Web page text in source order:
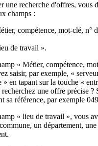
une recherche d'offres, vous
champs :
compétence, mot-clé, n°
de travail ».
« Métier, compétence,
saisir, par exemple, «
» en tapant sur la touche «
une offre précise ?
sa référence, par exemple
« lieu de travail », vous
un département,